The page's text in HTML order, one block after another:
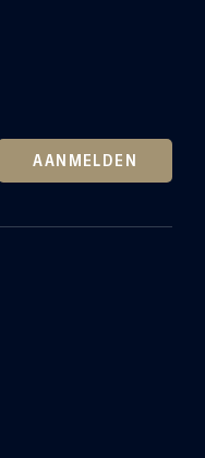
AANMELDEN